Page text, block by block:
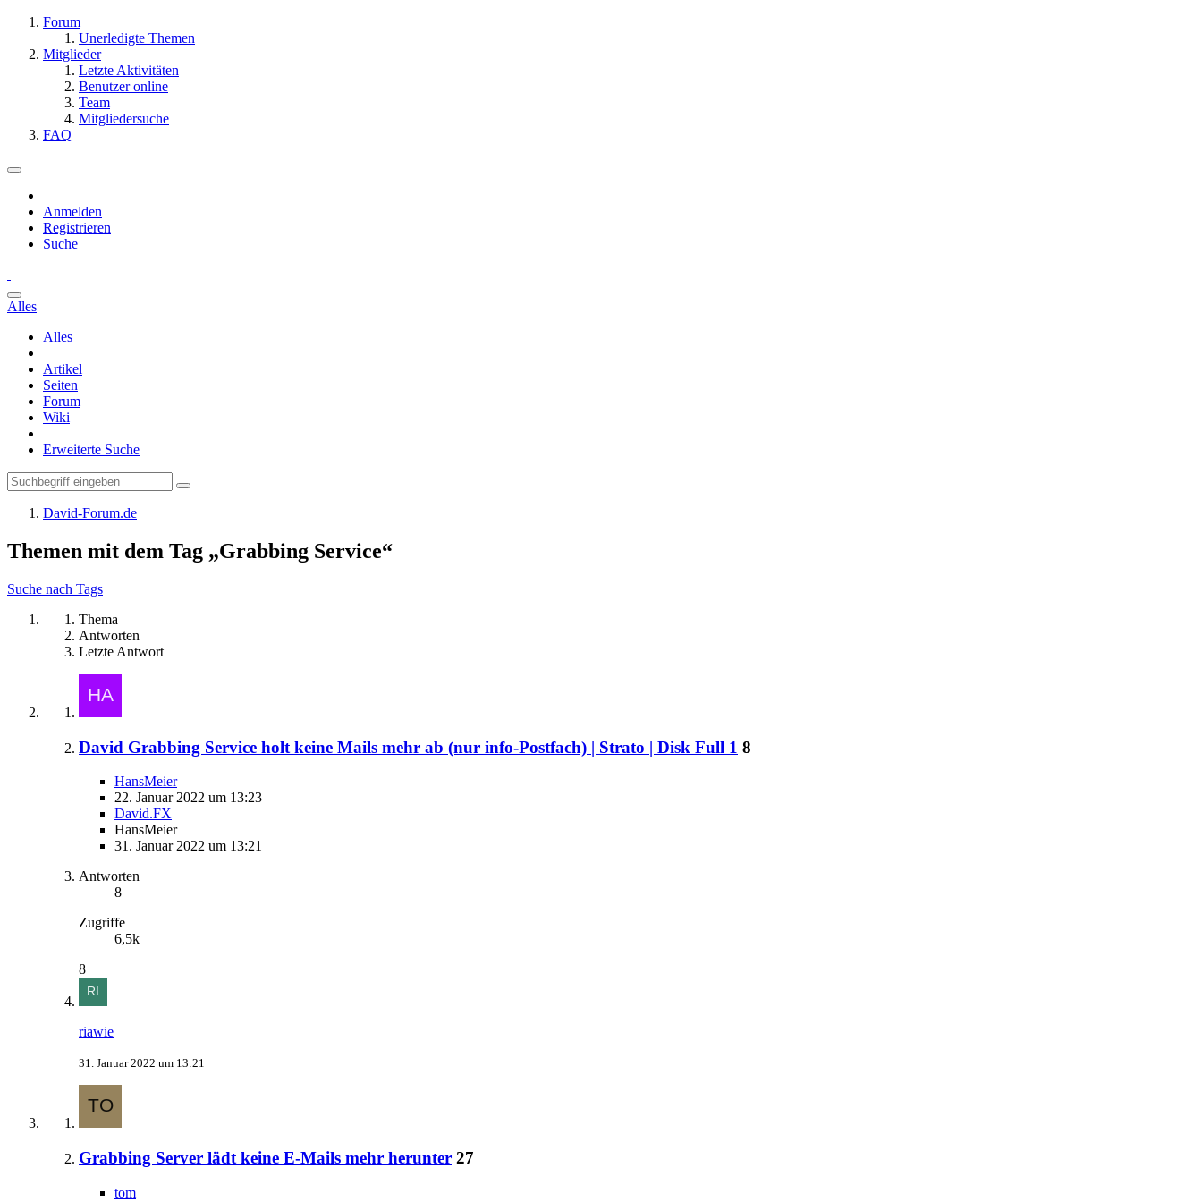
Forum
Unerledigte Themen
Mitglieder
Letzte Aktivitäten
Benutzer online
Team
Mitgliedersuche
FAQ
Anmelden
Registrieren
Suche
Alles
Alles
Artikel
Seiten
Forum
Wiki
Erweiterte Suche
David-Forum.de
Themen mit dem Tag „Grabbing Service“
Suche nach Tags
Thema
Antworten
Letzte Antwort
David Grabbing Service holt keine Mails mehr ab (nur info-Postfach) | Strato | Disk Full 1 8
HansMeier
22. Januar 2022 um 13:23
David.FX
HansMeier
31. Januar 2022 um 13:21
Antworten
8
Zugriffe
6,5k
8
riawie
31. Januar 2022 um 13:21
Grabbing Server lädt keine E-Mails mehr herunter 27
tom